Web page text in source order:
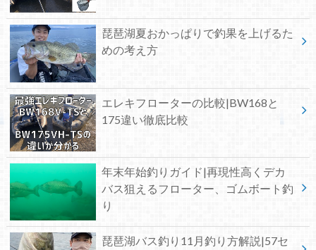
琵琶湖夏おかっぱりで釣果を上げるた
めの考え方
エレキフローターの比較|BW168と
175違い徹底比較
年末年始釣りガイド|再現性高くデカ
バス狙えるフローター、ゴムボート釣
り
琵琶湖バス釣り11月釣り方解説|57セ